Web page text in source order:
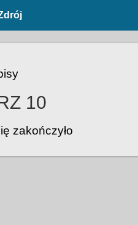
10
zakończyło